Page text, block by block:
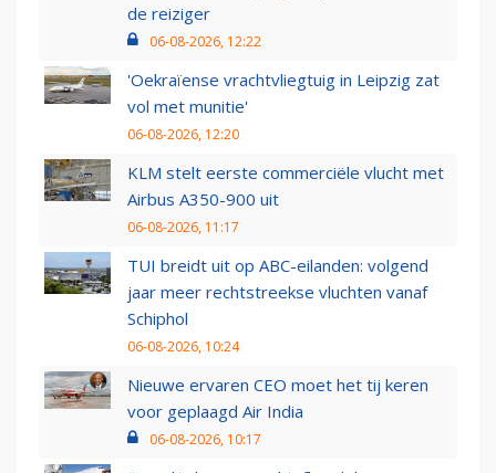
de reiziger
06-08-2026, 12:22
'Oekraïense vrachtvliegtuig in Leipzig zat
vol met munitie'
06-08-2026, 12:20
KLM stelt eerste commerciële vlucht met
Airbus A350-900 uit
06-08-2026, 11:17
TUI breidt uit op ABC-eilanden: volgend
jaar meer rechtstreekse vluchten vanaf
Schiphol
06-08-2026, 10:24
Nieuwe ervaren CEO moet het tij keren
voor geplaagd Air India
06-08-2026, 10:17